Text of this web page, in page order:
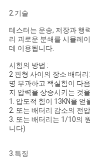
하
세
요
사
이
트
맵
2.기술
테스터는 운송, 저장과 행
리 괴로운 분쇄를 시뮬레
데 이용됩니다.
시험의 방법 :
2 판형 사이의 장소 배터
명 부과하고 핵실험이 다
지 압력을 상승시키는 것
1. 압도적 힘이 13KN을 얻
2. 또는 배터리 감소의 전
3. 또는 배터리는 1/10의
니다)
3.특징